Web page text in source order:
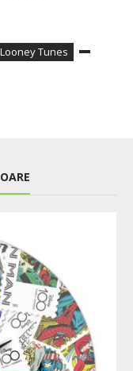
Looney Tunes